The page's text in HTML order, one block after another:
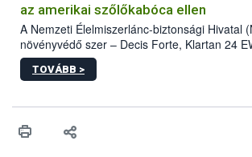
az amerikai szőlőkabóca ellen
A Nemzeti Élelmiszerlánc-biztonsági Hivatal
növényvédő szer – Decis Forte, Klartan 24
engedélyokiratát módosította, így azok a
egészen a vesszőérettség (BBCH 91)
érésű szőlőkben is legyen lehetőség a
felhasználók számára is elérhető és ökológiai
TOVÁBB >